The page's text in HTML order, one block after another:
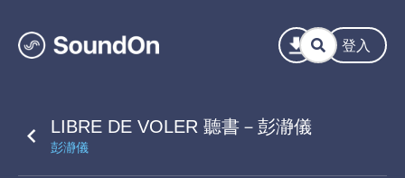
登入
LIBRE DE VOLER 聽書－彭瀞儀
彭瀞儀